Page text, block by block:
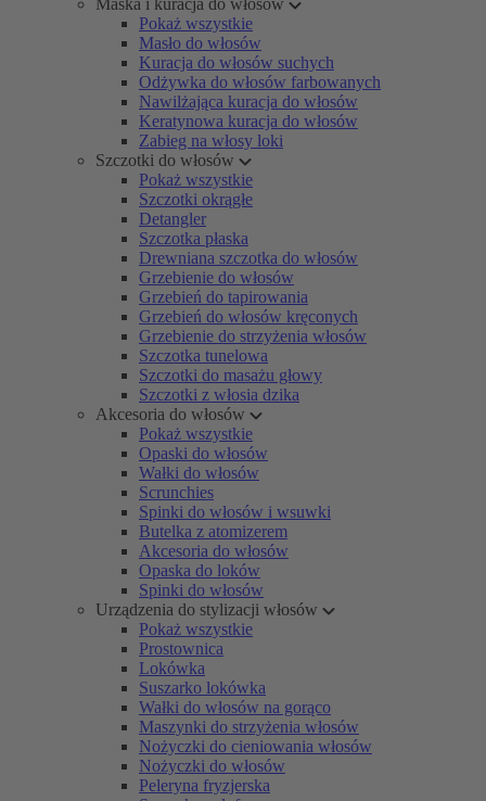
Maska i kuracja do włosów
Pokaż wszystkie
Masło do włosów
Kuracja do włosów suchych
Odżywka do włosów farbowanych
Nawilżająca kuracja do włosów
Keratynowa kuracja do włosów
Zabieg na włosy loki
Szczotki do włosów
Pokaż wszystkie
Szczotki okrągłe
Detangler
Szczotka płaska
Drewniana szczotka do włosów
Grzebienie do włosów
Grzebień do tapirowania
Grzebień do włosów kręconych
Grzebienie do strzyżenia włosów
Szczotka tunelowa
Szczotki do masażu głowy
Szczotki z włosia dzika
Akcesoria do włosów
Pokaż wszystkie
Opaski do włosów
Wałki do włosów
Scrunchies
Spinki do włosów i wsuwki
Butelka z atomizerem
Akcesoria do włosów
Opaska do loków
Spinki do włosów
Urządzenia do stylizacji włosów
Pokaż wszystkie
Prostownica
Lokówka
Suszarko lokówka
Wałki do włosów na gorąco
Maszynki do strzyżenia włosów
Nożyczki do cieniowania włosów
Nożyczki do włosów
Peleryna fryzjerska